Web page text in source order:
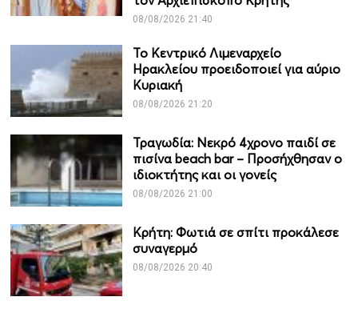
08/08/2026 21:40
Το Κεντρικό Λιμεναρχείο
Ηρακλείου προειδοποιεί για αύριο
Κυριακή
08/08/2026 21:20
Τραγωδία: Νεκρό 4χρονο παιδί σε
πισίνα beach bar – Προσήχθησαν ο
ιδιοκτήτης και οι γονείς
08/08/2026 21:00
Κρήτη: Φωτιά σε σπίτι προκάλεσε
συναγερμό
08/08/2026 20:40